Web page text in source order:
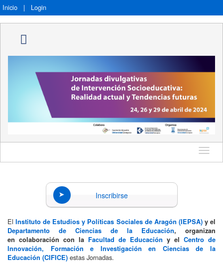
Inicio | Login
Idioma
Inscribirse
ElInstituto de Estudios y Políticas Sociales de Aragón (IEPSA)y el
Departamento de Ciencias de la Educación, organizan
en colaboración con la Facultad de Educación y el Centro de
Innovación, Formación e Investigación en Ciencias de la
Educación (CIFICE) estas Jornadas.